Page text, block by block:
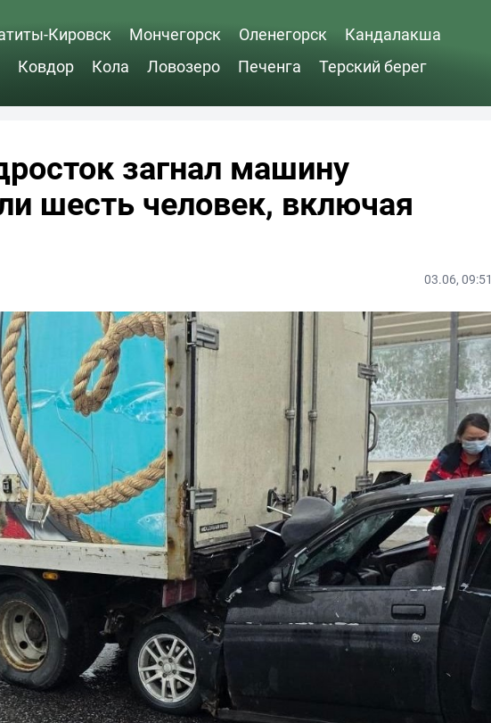
Кировск Мончегорск Оленегорск
Кандалакша
Ковдор Кола Ловозеро Печенга Терский берег
загнал машину
шесть человек, включая
03.06, 09:51